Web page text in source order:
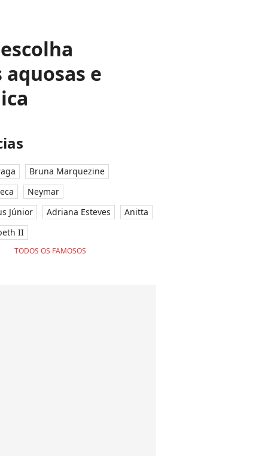
e
Bruna Marquezine
Neymar
Júnior
Adriana Esteves
Anitta
II
TODOS OS FAMOSOS